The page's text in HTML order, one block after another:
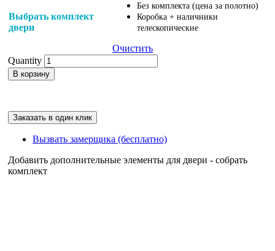
Выбрать комплект
двери
Без комплекта (цена за полотно)
Коробка + наличники
телескопические
Очистить
Quantity
В корзину
Заказать в один клик
Вызвать замерщика (бесплатно)
Добавить дополнительные элементы для двери - собрать
комплект